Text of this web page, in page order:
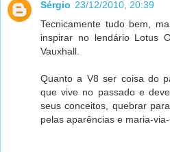
Sérgio 23/12/2010, 20:39
Tecnicamente tudo bem,
inspirar no lendário Lotus
Vauxhall.
Quanto a V8 ser coisa do
que vive no passado e
seus conceitos, quebrar
pelas aparências e maria-